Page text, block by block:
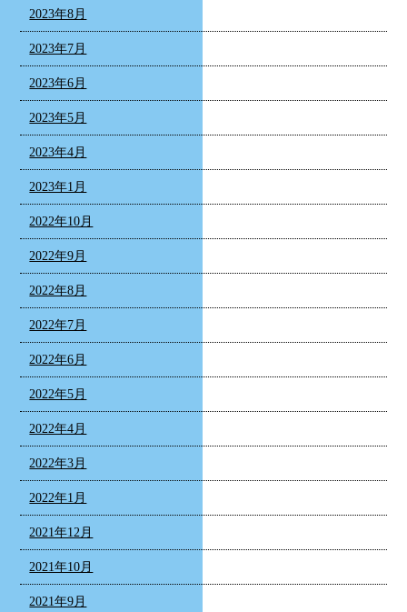
2023年8月
2023年7月
2023年6月
2023年5月
2023年4月
2023年1月
2022年10月
2022年9月
2022年8月
2022年7月
2022年6月
2022年5月
2022年4月
2022年3月
2022年1月
2021年12月
2021年10月
2021年9月